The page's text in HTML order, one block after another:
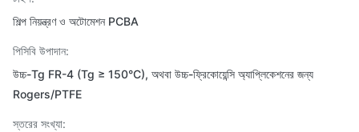
শিল্প নিয়ন্ত্রণ ও অটোমেশন PCBA
পিসিবি উপাদান:
উচ্চ-Tg FR-4 (Tg ≥ 150°C), অথবা উচ্চ-ফ্রিকোয়েন্সি অ্যাপ্লিকেশনের জন্য
Rogers/PTFE
স্তরের সংখ্যা: